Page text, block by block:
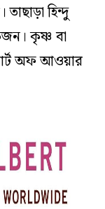
হিন্দু
কৃষ্ণ বা
অফ আওয়ার